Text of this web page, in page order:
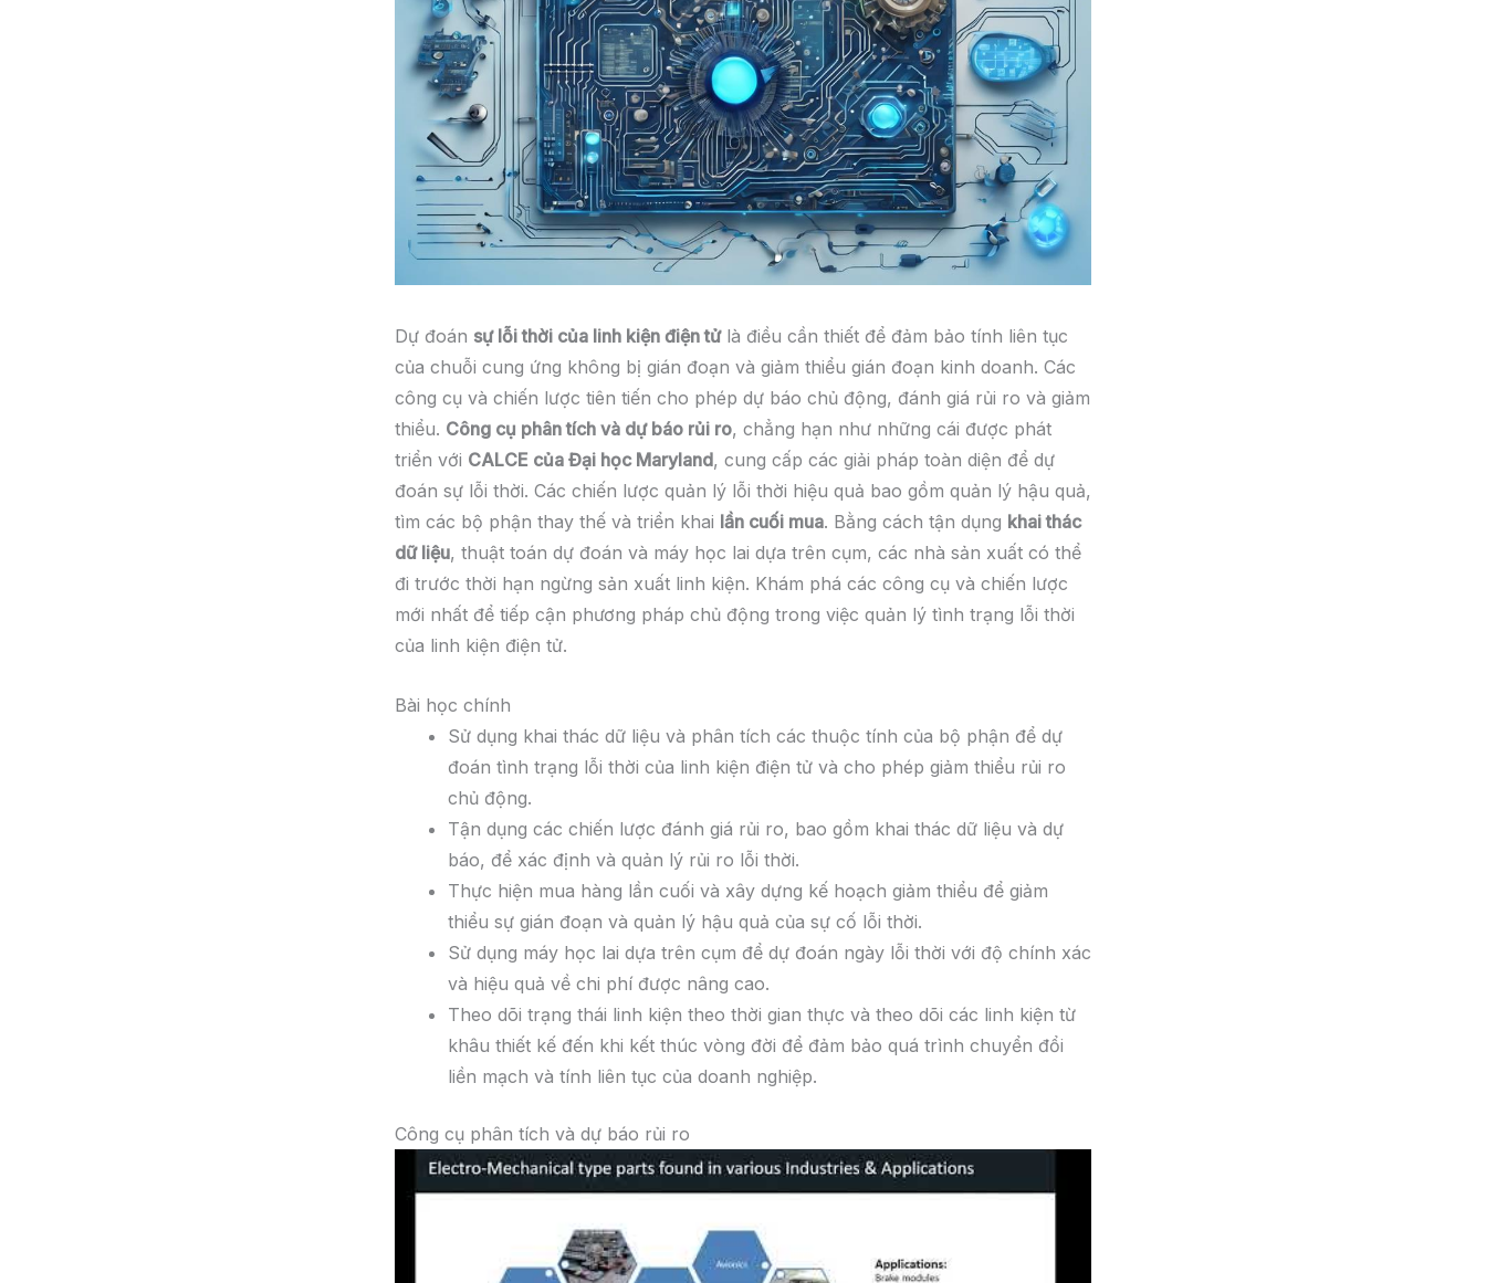
Dự đoán sự lỗi thời của linh kiện điện tửlà điều cần thiết để đảm bảo tính liên tục
của chuỗi cung ứng không bị gián đoạn và giảm thiểu gián đoạn kinh doanh. Các
công cụ và chiến lược tiên tiến cho phép dự báo chủ động, đánh giá rủi ro và giảm
thiểu. Công cụ phân tích và dự báo rủi ro, chẳng hạn như những cái được phát
triển với CALCE của Đại học Maryland, cung cấp các giải pháp toàn diện để dự
đoán sự lỗi thời. Các chiến lược quản lý lỗi thời hiệu quả bao gồm quản lý hậu quả,
tìm các bộ phận thay thế và triển khai lần cuối mua. Bằng cách tận dụng khai thác
dữ liệu, thuật toán dự đoán và máy học lai dựa trên cụm, các nhà sản xuất có thể
đi trước thời hạn ngừng sản xuất linh kiện. Khám phá các công cụ và chiến lược
mới nhất để tiếp cận phương pháp chủ động trong việc quản lý tình trạng lỗi thời
của linh kiện điện tử.
Bài học chính
Sử dụng khai thác dữ liệu và phân tích các thuộc tính của bộ phận để dự
đoán tình trạng lỗi thời của linh kiện điện tử và cho phép giảm thiểu rủi ro
chủ động.
Tận dụng các chiến lược đánh giá rủi ro, bao gồm khai thác dữ liệu và dự
báo, để xác định và quản lý rủi ro lỗi thời.
Thực hiện mua hàng lần cuối và xây dựng kế hoạch giảm thiểu để giảm
thiểu sự gián đoạn và quản lý hậu quả của sự cố lỗi thời.
Sử dụng máy học lai dựa trên cụm để dự đoán ngày lỗi thời với độ chính xác
và hiệu quả về chi phí được nâng cao.
Theo dõi trạng thái linh kiện theo thời gian thực và theo dõi các linh kiện từ
khâu thiết kế đến khi kết thúc vòng đời để đảm bảo quá trình chuyển đổi
liền mạch và tính liên tục của doanh nghiệp.
Công cụ phân tích và dự báo rủi ro